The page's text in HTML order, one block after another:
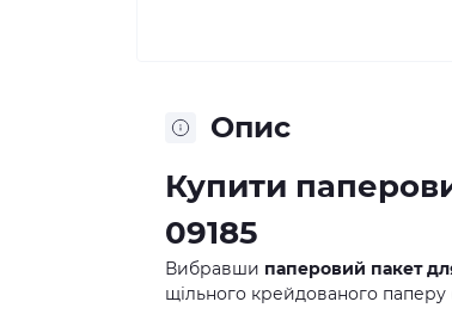
Опис
Купити
09185
Вибравши паперовий пакет
щільного крейдованого